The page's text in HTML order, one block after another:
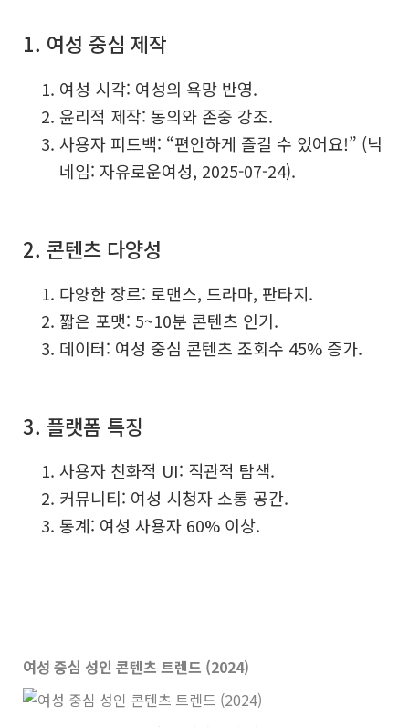
1. 여성 중심 제작
여성 시각: 여성의 욕망 반영.
윤리적 제작: 동의와 존중 강조.
사용자 피드백: “편안하게 즐길 수 있어요!” (닉
네임: 자유로운여성, 2025-07-24).
2. 콘텐츠 다양성
다양한 장르: 로맨스, 드라마, 판타지.
짧은 포맷: 5~10분 콘텐츠 인기.
데이터: 여성 중심 콘텐츠 조회수 45% 증가.
3. 플랫폼 특징
사용자 친화적 UI: 직관적 탐색.
커뮤니티: 여성 시청자 소통 공간.
통계: 여성 사용자 60% 이상.
여성 중심 성인 콘텐츠 트렌드 (2024)